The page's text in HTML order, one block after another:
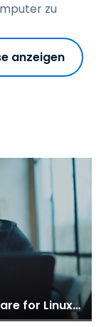
zu
anzeigen
The Best Remote Desktop Software for Linux: Splashtop